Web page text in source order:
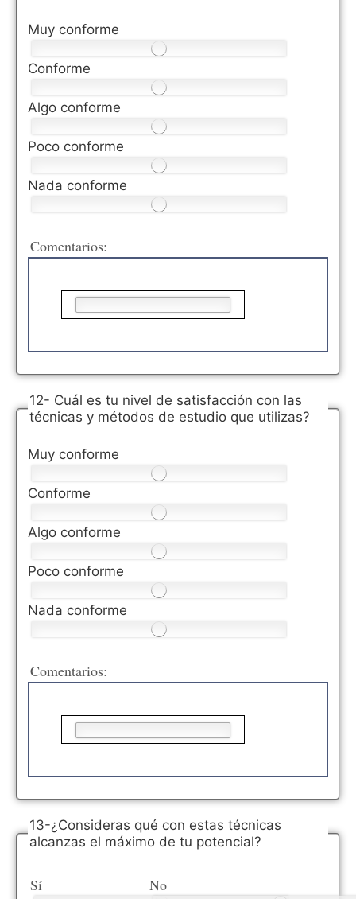
Muy conforme
Conforme
Algo conforme
Poco conforme
Nada conforme
Comentarios:
12- Cuál es tu nivel de satisfacción con las
técnicas y métodos de estudio que utilizas?
Muy conforme
Conforme
Algo conforme
Poco conforme
Nada conforme
Comentarios:
13-¿Consideras qué con estas técnicas
alcanzas el máximo de tu potencial?
Sí No